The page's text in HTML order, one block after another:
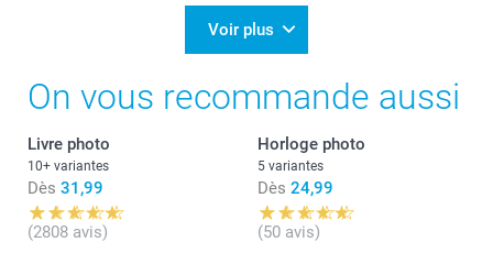
Voir plus
On vous recommande aussi
Livre photo
10+ variantes
Dès 31,99
(2808 avis)
Horloge photo
5 variantes
Dès 24,99
(50 avis)